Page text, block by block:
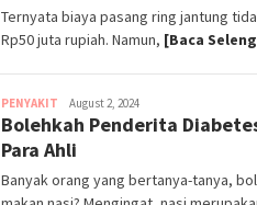
Ternyata biaya pasang ring jantung
Rp50 juta rupiah. Namun, [Baca
PENYAKIT ParentSquads
August 2, 2024
Bolehkah Penderita
Para Ahli
Banyak orang yang bertanya-tanya,